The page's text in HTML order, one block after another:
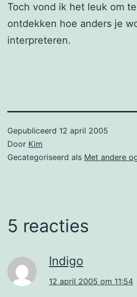
Toch vond ik het leuk om
ontdekken hoe anders je
interpreteren.
Gepubliceerd 12 april 2005
Door Kim
Gecategoriseerd als Met andere
5 reacties
Indigo
12 april 2005 om 11:54